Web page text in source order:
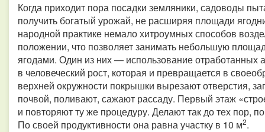
Когда приходит пора посадки земляники, садоводы
получить богатый урожай, не расширяя площади
народной практике немало хитроумных способов
положении, что позволяет занимать небольшую
ягодами. Один из них — использование отработанных
в человеческий рост, которая и превращается в
верхней окружности покрышки вырезают отверстия,
почвой, поливают, сажают рассаду. Первый этаж
и повторяют ту же процедуру. Делают так до тех пор,
По своей продуктивности она равна участку в 10 м2.